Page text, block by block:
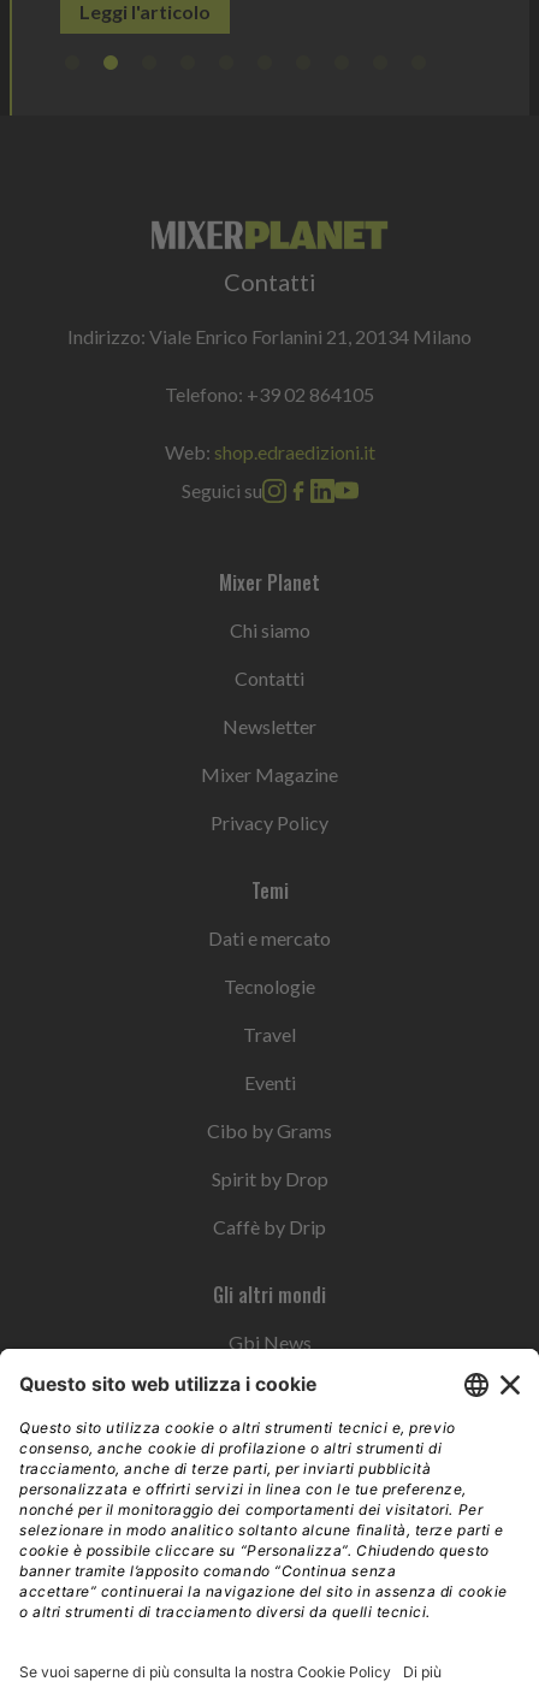
Leggi l'articolo
Contatti
Indirizzo: Viale Enrico Forlanini 21, 20134 Milano
Telefono: +39 02 864105
Web: shop.edraedizioni.it
Seguici su
Mixer Planet
Chi siamo
Contatti
Newsletter
Mixer Magazine
Privacy Policy
Temi
Dati e mercato
Tecnologie
Travel
Eventi
Cibo by Grams
Spirit by Drop
Caffè by Drip
Gli altri mondi
Gbi News
Instoremag
Esplora il gruppo
Edra Edizioni
Edizioni LSWR
LSWR Group